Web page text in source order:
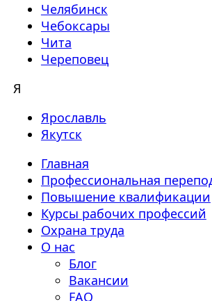
Челябинск
Чебоксары
Чита
Череповец
Я
Ярославль
Якутск
Главная
Профессиональная
Повышение квалификации
Курсы рабочих профессий
Охрана труда
О нас
Блог
Вакансии
FAQ